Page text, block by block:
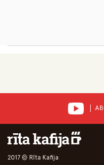
2017 © Rīta Kafija